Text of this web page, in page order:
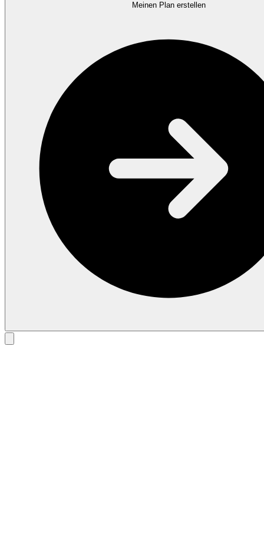
Meinen Plan erstellen